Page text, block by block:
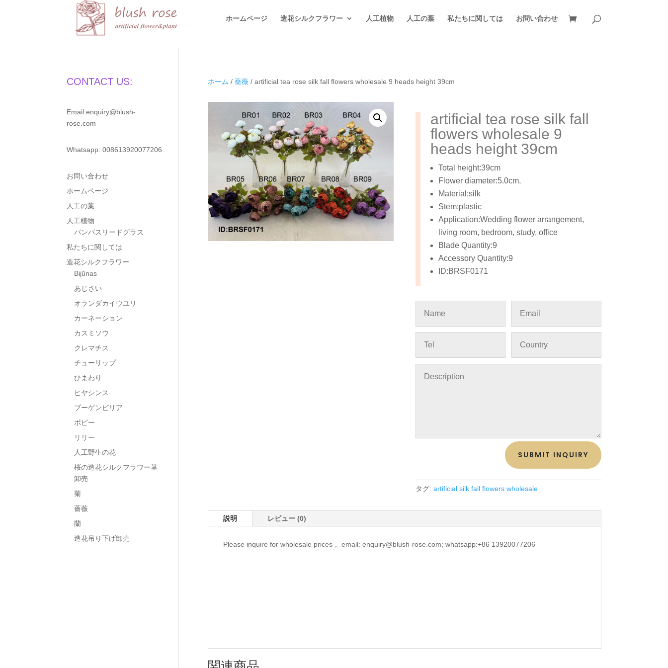
ホームページ
造花シルクフラワー 人工植物 人工の葉 私たちに関しては お問い合わせ
ホーム / 薔薇/ artificial tea rose silk fall flowers wholesale 9 heads height 39cm
artificial tea rose silk fall
flowers wholesale 9
heads height 39cm
Total height:39cm
Flower diameter:5.0cm,
Material:silk
Stem:plastic
Application:Wedding flower arrangement,
living room, bedroom, study, office
Blade Quantity:9
Accessory Quantity:9
ID:BRSF0171
SUBMIT INQUIRY
タグ: artificial silk fall flowers wholesale
説明 レビュー (0)
Please inquire for wholesale prices， email: enquiry@blush-rose.com; whatsapp:+86 13920077206
CONTACT US:
Email:enquiry@blush-
rose.com
Whatsapp: 008613920077206
お問い合わせ
ホームページ
人工の葉
人工植物
パンパスリードグラス
私たちに関しては
造花シルクフラワー
Bijūnas
あじさい
オランダカイウユリ
カーネーション
カスミソウ
クレマチス
チューリップ
ひまわり
ヒヤシンス
ブーゲンビリア
ポピー
リリー
人工野生の花
桜の造花シルクフラワー茎
卸売
菊
薔薇
蘭
造花吊り下げ卸売